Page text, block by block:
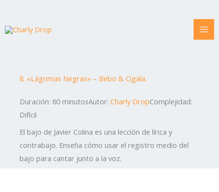
contenido
8. «Lágrimas Negras» – Bebo & Cigala.
Duración: 60 minutosAutor: Charly DropComplejidad:
Difícil
El bajo de Javier Colina es una lección de lírica y
contrabajo. Enseña cómo usar el registro medio del
bajo para cantar junto a la voz.